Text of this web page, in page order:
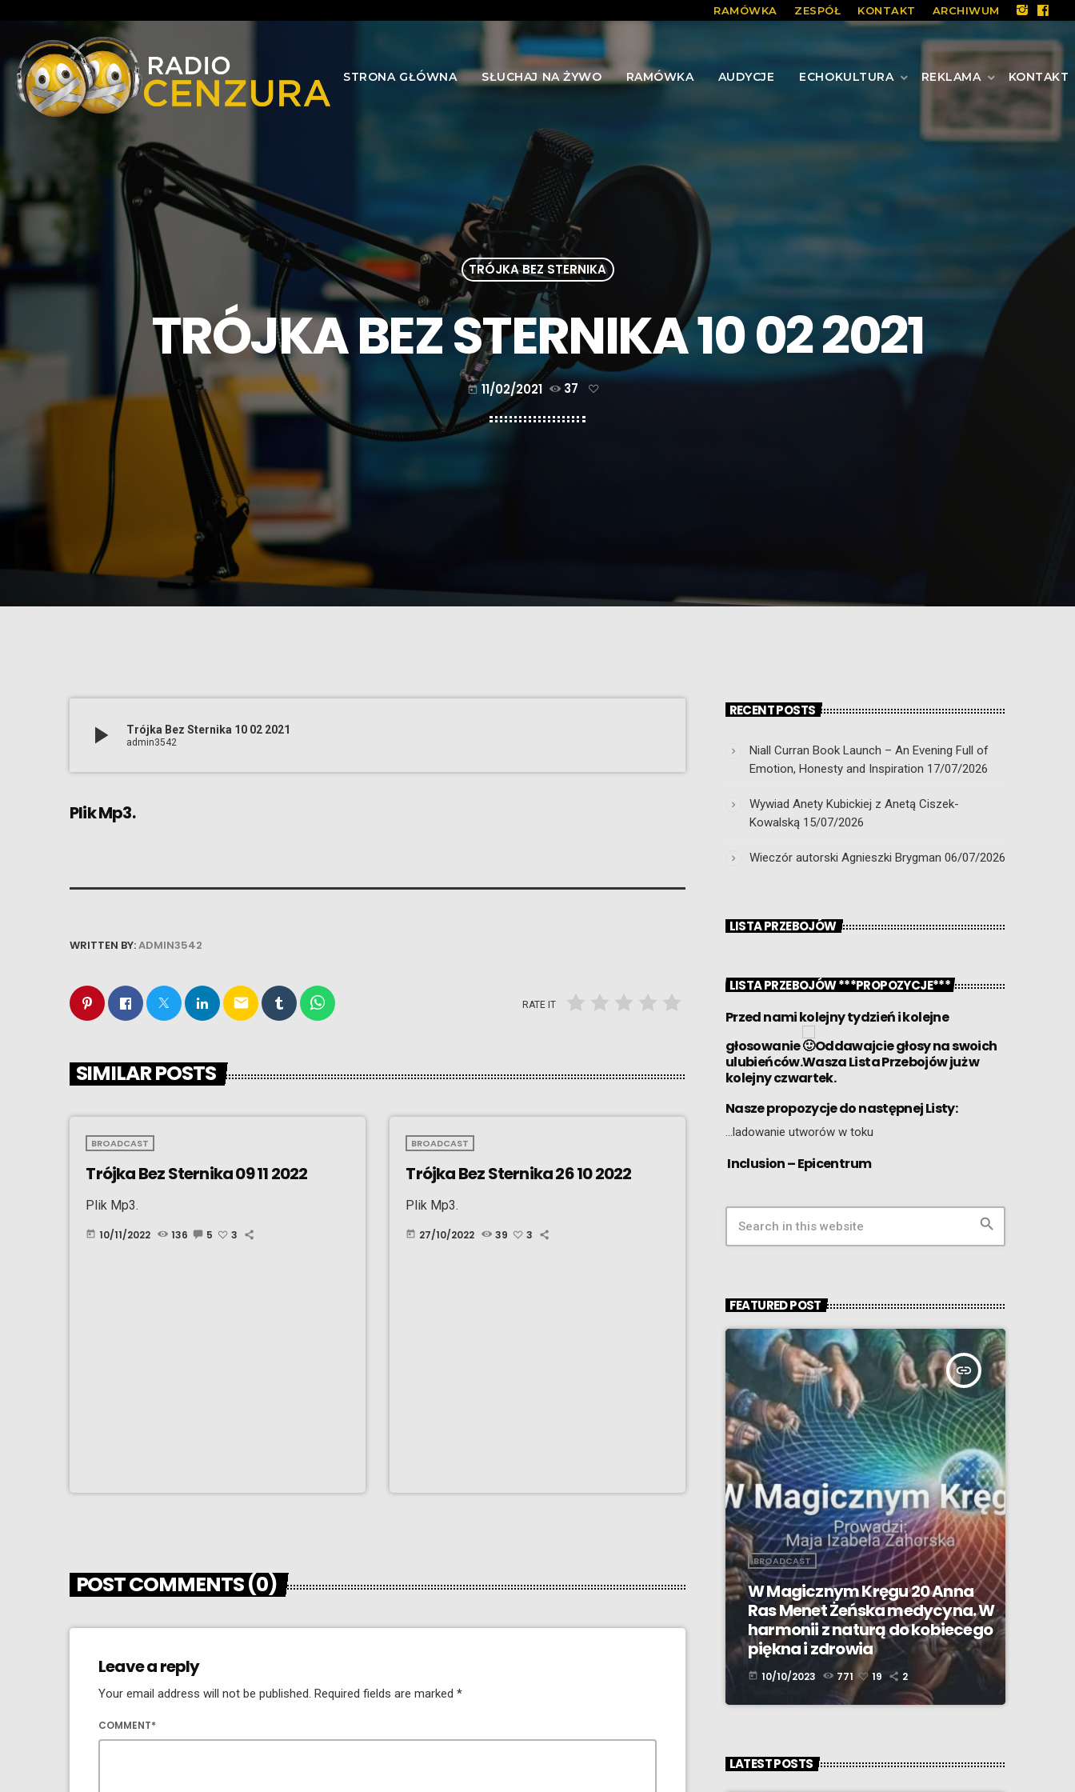
RAMÓWKA ZESPÓŁ KONTAKT ARCHIWUM
STRONA GŁÓWNA SŁUCHAJ NA ŻYWO RAMÓWKA AUDYCJE ECHOKULTURA REKLAMA KONTAKT
TRÓJKA BEZ STERNIKA
TRÓJKA BEZ STERNIKA 10 02 2021
today 11/02/2021 37
play_arrow Trójka Bez Sternika 10 02 2021
admin3542
Plik Mp3.
WRITTEN BY:ADMIN3542
email RATE IT
SIMILAR POSTS
BROADCAST
Trójka Bez Sternika 09 11 2022
Plik Mp3.
today 10/11/2022 136 5 3
BROADCAST
Trójka Bez Sternika 26 10 2022
Plik Mp3.
today 27/10/2022 39 3
POST COMMENTS (0)
Leave a reply
Your email address will not be published. Required fields are marked *
COMMENT*
RECENT POSTS
Niall Curran Book Launch – An Evening Full of
Emotion, Honesty and Inspiration 17/07/2026
Wywiad Anety Kubickiej z Anetą Ciszek-
Kowalską 15/07/2026
Wieczór autorski Agnieszki Brygman 06/07/2026
LISTA PRZEBOJÓW
LISTA PRZEBOJÓW ***PROPOZYCJE***
Przed nami kolejny tydzień i kolejne
głosowanie
Oddawajcie głosy na swoich
ulubieńców.Wasza Lista Przebojów już w
kolejny czwartek.
Nasze propozycje do następnej Listy:
…ladowanie utworów w toku
Inclusion – Epicentrum
search
FEATURED POST
insert_link
BROADCAST
W Magicznym Kręgu 20 Anna
Ras Menet Żeńska medycyna. W
harmonii z naturą do kobiecego
piękna i zdrowia
today 10/10/2023 771 19 2
LATEST POSTS